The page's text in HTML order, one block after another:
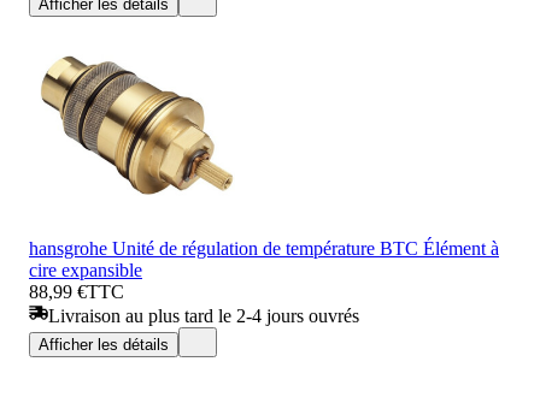
Afficher les détails
hansgrohe Unité de régulation de température BTC Élément à
cire expansible
88,99 €TTC
Livraison au plus tard le 2-4 jours ouvrés
Afficher les détails